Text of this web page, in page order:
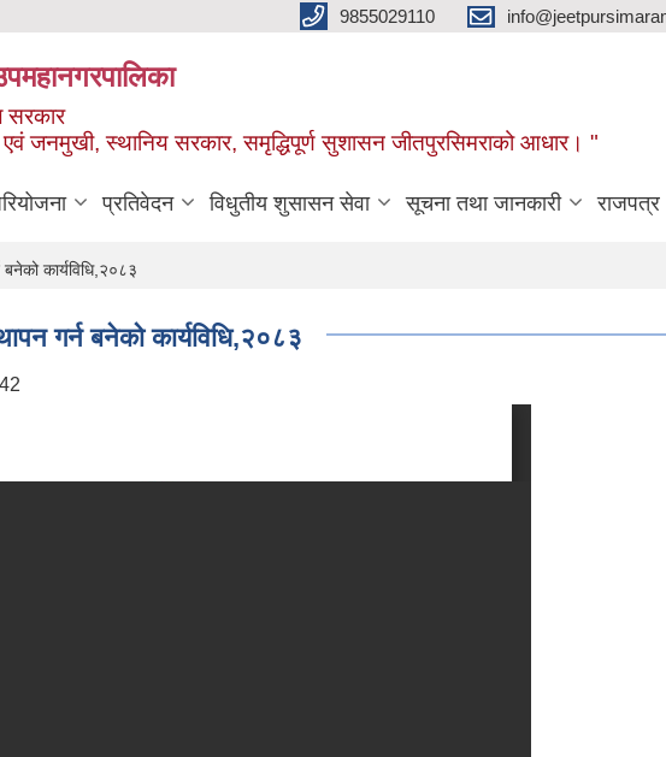
9855029110
सरकार
एवं जनमुखी, स्थानिय सरकार, समृद्धिपूर्ण सुशासन जीतपुरसिमराको आधार। "
प्रतिवेदन विधुतीय शुसासन सेवा सूचना तथा जानकारी राजपत्र
कार्यविधि,२०८३
गर्न बनेको कार्यविधि,२०८३